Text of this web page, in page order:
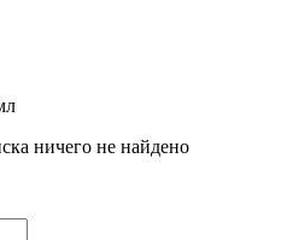
ничего не найдено